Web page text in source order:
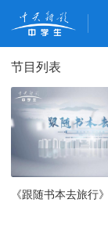
节目列表
《跟随书本去旅行》